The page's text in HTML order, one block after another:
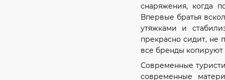
снаряжения, когда
Впервые братья
утяжками и
прекрасно сидит, не
все бренды копируют
Современные
современные